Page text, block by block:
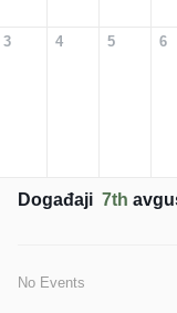
3 4 5 6
Događaji 7th
No Events